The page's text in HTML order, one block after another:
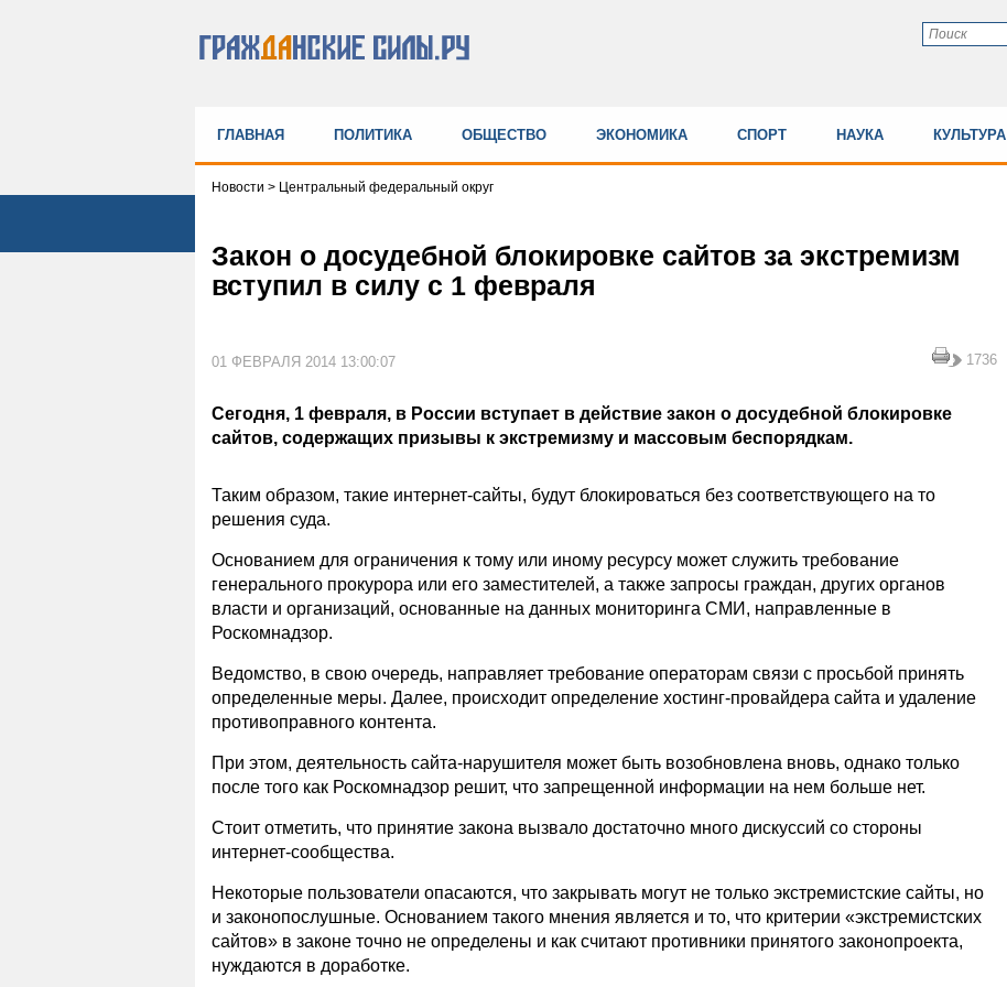
ГЛАВНАЯ ПОЛИТИКА ОБЩЕСТВО ЭКОНОМИКА СПОРТ НАУКА КУЛЬТУРА
Новости > Центральный федеральный округ
Закон о досудебной блокировке сайтов за экстремизм
вступил в силу с 1 февраля
01 ФЕВРАЛЯ 2014 13:00:07 1736
Сегодня, 1 февраля, в России вступает в действие закон о досудебной блокировке
сайтов, содержащих призывы к экстремизму и массовым беспорядкам.
Таким образом, такие интернет-сайты, будут блокироваться без соответствующего на то
решения суда.
Основанием для ограничения к тому или иному ресурсу может служить требование
генерального прокурора или его заместителей, а также запросы граждан, других органов
власти и организаций, основанные на данных мониторинга СМИ, направленные в
Роскомнадзор.
Ведомство, в свою очередь, направляет требование операторам связи с просьбой принять
определенные меры. Далее, происходит определение хостинг-провайдера сайта и удаление
противоправного контента.
При этом, деятельность сайта-нарушителя может быть возобновлена вновь, однако только
после того как Роскомнадзор решит, что запрещенной информации на нем больше нет.
Стоит отметить, что принятие закона вызвало достаточно много дискуссий со стороны
интернет-сообщества.
Некоторые пользователи опасаются, что закрывать могут не только экстремистские сайты, но
и законопослушные. Основанием такого мнения является и то, что критерии «экстремистских
сайтов» в законе точно не определены и как считают противники принятого законопроекта,
нуждаются в доработке.